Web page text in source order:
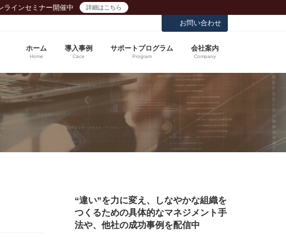
ラインセミナー開催中 詳細はこちら
お問い合わせ
ホーム
Home
導入事例
Cace
サポートプログラム
Program
会社案内
Company
“違い”を力に変え、しなやかな組織を
つくるための具体的なマネジメント手
法や、他社の成功事例を配信中